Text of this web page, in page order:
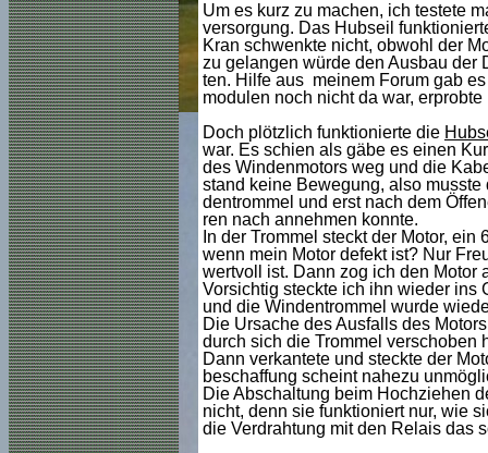
Um es kurz zu machen, ich testete
versorgung. Das Hubseil
Kran schwenkte nicht, obwohl der
zu gelangen würde den Ausbau der
ten. Hilfe aus meinem Forum gab
modulen noch nicht da war,
Doch plötzlich funktionierte die
war. Es schien als gäbe es einen
des Windenmotors weg und die
stand keine Bewegung, also
dentrommel und erst nach dem
ren nach annehmen konnte.
In der Trommel steckt der Motor,
wenn mein Motor defekt ist? Nur
wertvoll ist. Dann zog ich den Motor
Vorsichtig steckte ich ihn wieder ins
und die Windentrommel wurde
Die Ursache des Ausfalls des
durch sich die Trommel verschoben
Dann verkantete und steckte der
beschaffung scheint nahezu
Die Abschaltung beim Hochziehen
nicht, denn sie funktioniert nur, wie
die Verdrahtung mit den Relais das